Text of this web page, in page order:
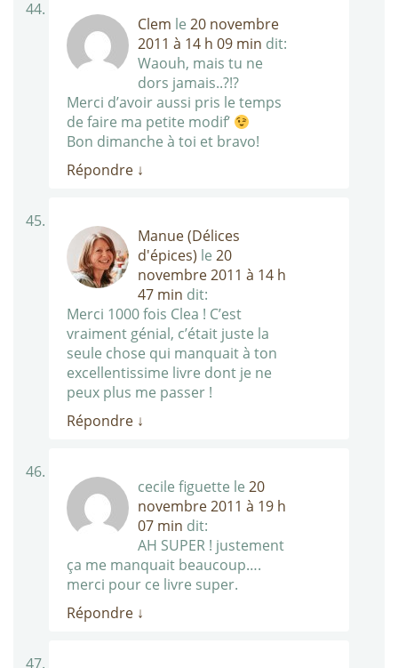
Clem le 20 novembre
2011 à 14 h 09 min dit:
Waouh, mais tu ne
dors jamais..?!?
Merci d’avoir aussi pris le temps
de faire ma petite modif’
Bon dimanche à toi et bravo!
Répondre ↓
Manue (Délices
d'épices) le 20
novembre 2011 à 14 h
47 min dit:
Merci 1000 fois Clea ! C’est
vraiment génial, c’était juste la
seule chose qui manquait à ton
excellentissime livre dont je ne
peux plus me passer !
Répondre ↓
cecile figuette le 20
novembre 2011 à 19 h
07 min dit:
AH SUPER ! justement
ça me manquait beaucoup….
merci pour ce livre super.
Répondre ↓